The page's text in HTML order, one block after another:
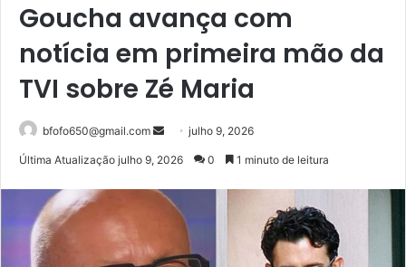
Goucha avança com
notícia em primeira mão da
TVI sobre Zé Maria
bfofo650@gmail.com
Mande
mail
julho 9, 2026
Última Atualização julho 9, 2026 0 1 minuto de leitura